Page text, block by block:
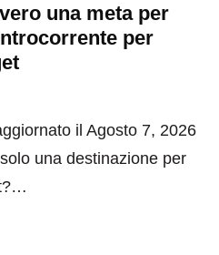
una meta per
per
il Agosto 7, 2026
una destinazione per